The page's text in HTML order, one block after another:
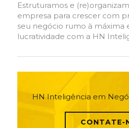
Estruturamos e
empresa para crescer com
seu negócio rumo à máxima
lucratividade com a HN
HN Inteligência em
CONTATE-